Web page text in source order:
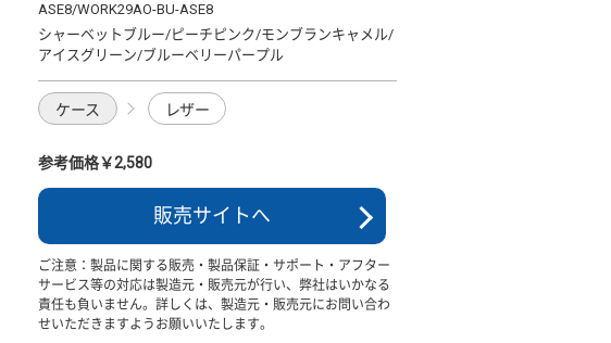
ASE8/WORK29AO-BU-ASE8
シャーベットブルー/ピーチピンク/モンブランキャメル/
アイスグリーン/ブルーベリーパープル
ケース レザー
参考価格￥2,580
販売サイトへ
ご注意：製品に関する販売・製品保証・サポート・アフター
サービス等の対応は製造元・販売元が行い、弊社はいかなる
責任も負いません。詳しくは、製造元・販売元にお問い合わ
せいただきますようお願いいたします。